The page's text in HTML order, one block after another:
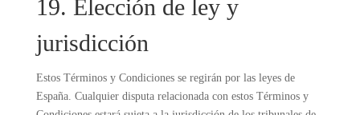
19. Elección de ley y
jurisdicción
Estos Términos y Condiciones se regirán por las leyes de
España. Cualquier disputa relacionada con estos Términos y